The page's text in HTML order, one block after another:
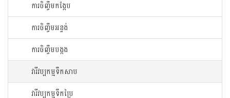
ការចិញ្ចឹមកង្កែប
ការចិញ្ចឹមអន្ទង់
ការចិញ្ចឹមបង្កង
វារីវប្បកម្មទឹកសាប
វារីវប្បកម្មទឹកប្រៃ